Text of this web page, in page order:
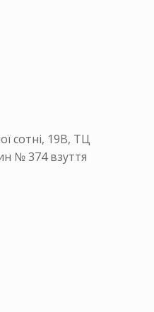
сотні, 19В, ТЦ
№ 374 взуття